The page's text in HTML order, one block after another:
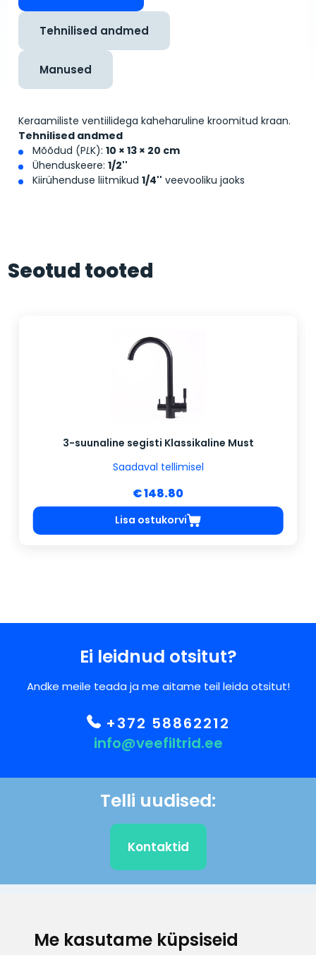
Me kasutame küpsiseid
Tehnilised andmed
Manused
Keraamiliste ventiilidega kaheharuline kroomitud kraan.
Tehnilised andmed
Mõõdud (PLK):10 × 13 × 20 cm
Ühenduskeere:1/2''
Kiirühenduse liitmikud1/4'' veevooliku jaoks
Seotud tooted
3-suunaline segisti Klassikaline Must
Saadaval tellimisel
€ 148.80
Lisa ostukorvi
Ei leidnud otsitut?
Andke meile teada ja me aitame teil leida otsitut!
+372 58862212
info@veefiltrid.ee
Telli uudised:
Kontaktid